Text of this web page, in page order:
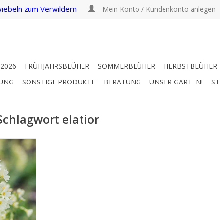
zum Verwildern Mein Konto / Kundenkonto anlegen
FRÜHJAHRSBLÜHER SOMMERBLÜHER
HERBSTBLÜHER
SONSTIGE PRODUKTE BERATUNG UNSER GARTEN!
elatior
30 cm